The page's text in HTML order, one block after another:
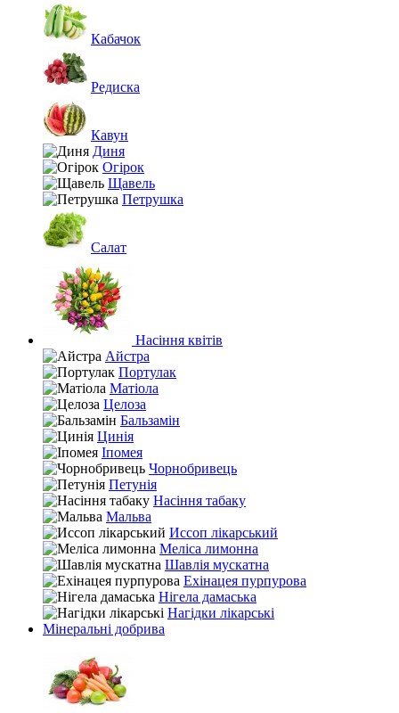
Кабачок
Редиска
Кавун
Диня
Огірок
Щавель
Петрушка
Салат
Насіння квітів
Айстра
Портулак
Матіола
Целоза
Бальзамін
Цинія
Іпомея
Чорнобривець
Петунія
Насіння табаку
Мальва
Иссоп лікарський
Меліса лимонна
Шавлія мускатна
Ехінацея пурпурова
Нігела дамаська
Нагідки лікарські
Мінеральні добрива